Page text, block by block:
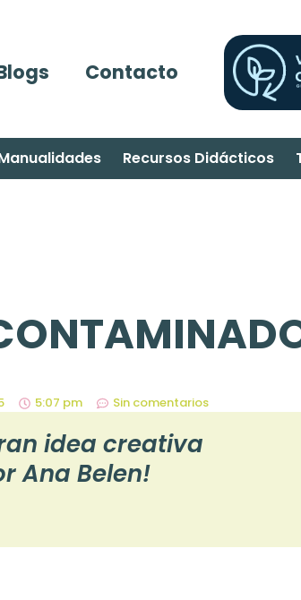
Contacto
Recursos Didácticos
5:07 pm Sin comentarios
idea creativa
Ana Belen!